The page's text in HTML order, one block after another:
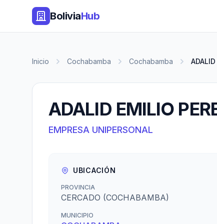
BoliviaHub
Inicio Cochabamba Cochabamba
ADALID EMILIO
EMPRESA UNIPERSONAL
UBICACIÓN
PROVINCIA
CERCADO (COCHABAMBA)
MUNICIPIO